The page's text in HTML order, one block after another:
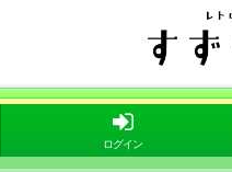
ログイン